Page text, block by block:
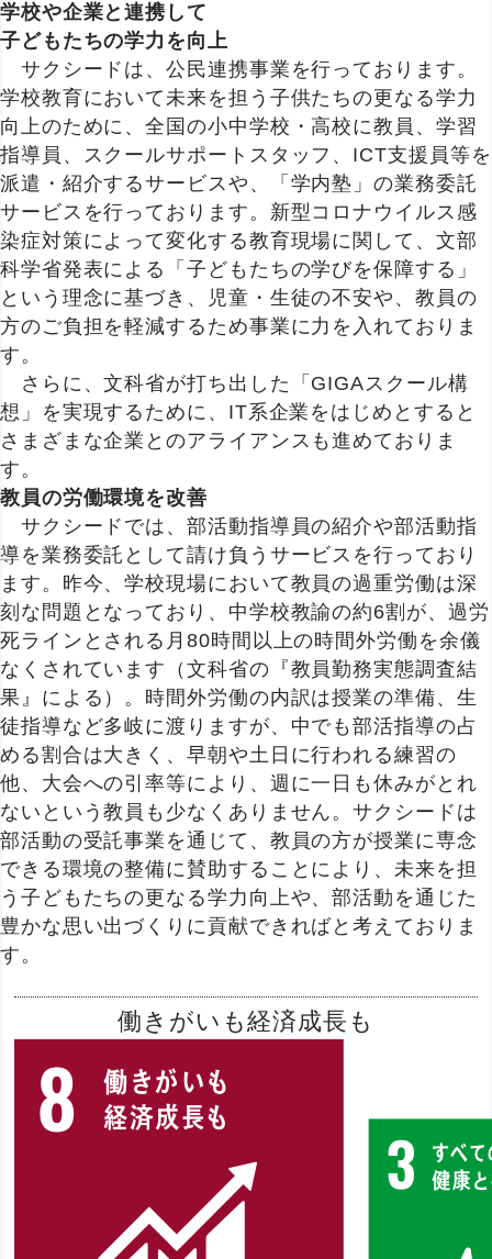
学校や企業と連携して
子どもたちの学力を向上
サクシードは、公民連携事業を行っております。
学校教育において未来を担う子供たちの更なる学力
向上のために、全国の小中学校・高校に教員、学習
指導員、スクールサポートスタッフ、ICT支援員等を
派遣・紹介するサービスや、「学内塾」の業務委託
サービスを行っております。新型コロナウイルス感
染症対策によって変化する教育現場に関して、文部
科学省発表による「子どもたちの学びを保障する」
という理念に基づき、児童・生徒の不安や、教員の
方のご負担を軽減するため事業に力を入れておりま
す。
さらに、文科省が打ち出した「GIGAスクール構
想」を実現するために、IT系企業をはじめとすると
さまざまな企業とのアライアンスも進めておりま
す。
教員の労働環境を改善
サクシードでは、部活動指導員の紹介や部活動指
導を業務委託として請け負うサービスを行っており
ます。昨今、学校現場において教員の過重労働は深
刻な問題となっており、中学校教諭の約6割が、過労
死ラインとされる月80時間以上の時間外労働を余儀
なくされています（文科省の『教員勤務実態調査結
果』による）。時間外労働の内訳は授業の準備、生
徒指導など多岐に渡りますが、中でも部活指導の占
める割合は大きく、早朝や土日に行われる練習の
他、大会への引率等により、週に一日も休みがとれ
ないという教員も少なくありません。サクシードは
部活動の受託事業を通じて、教員の方が授業に専念
できる環境の整備に賛助することにより、未来を担
う子どもたちの更なる学力向上や、部活動を通じた
豊かな思い出づくりに貢献できればと考えておりま
す。
働きがいも経済成長も